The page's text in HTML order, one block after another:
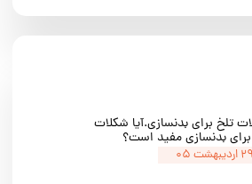
تلخ برای بدنسازی.آیا شکلات
بدنسازی مفید است؟
۲۹ اردیبهشت ۰۵